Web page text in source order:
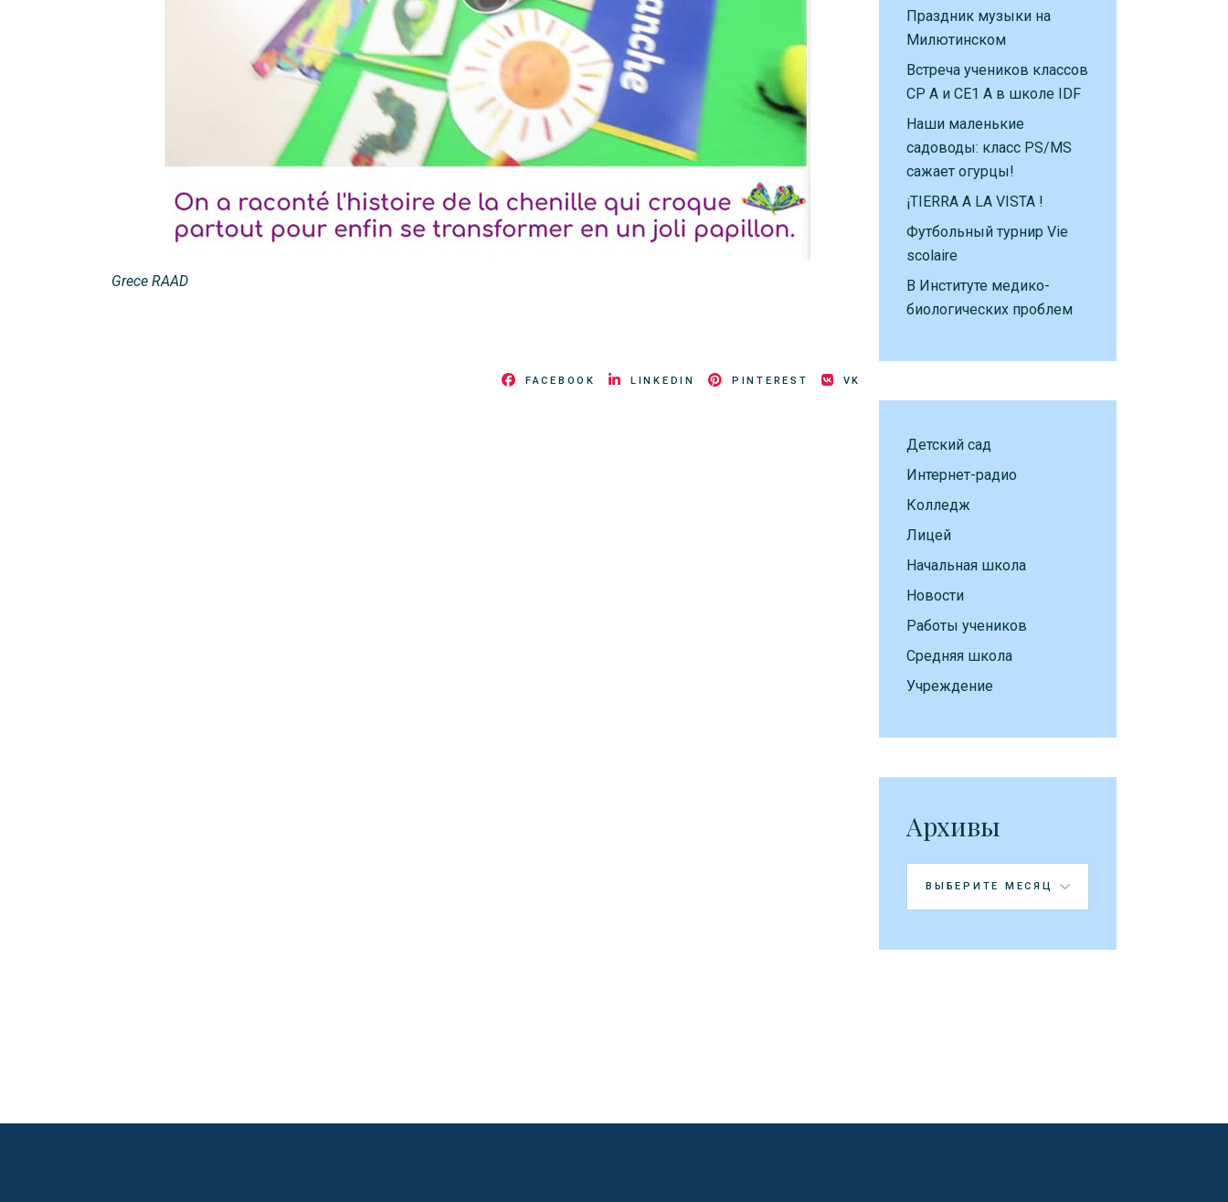
Grece RAAD
FACEBOOK LINKEDIN PINTEREST VK
Праздник музыки на
Милютинском
Встреча учеников классов
CP A и CE1 A в школе IDF
Наши маленькие
садоводы: класс PS/MS
сажает огурцы!
¡TIERRA A LA VISTA !
Футбольный турнир Vie
scolaire
В Институте медико-
биологических проблем
Детский сад
Интернет-радио
Колледж
Лицей
Начальная школа
Новости
Работы учеников
Средняя школа
Учреждение
Архивы
Архивы